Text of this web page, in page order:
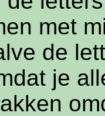
met
de
je